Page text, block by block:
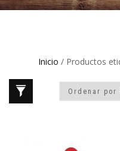
Inicio / Productos